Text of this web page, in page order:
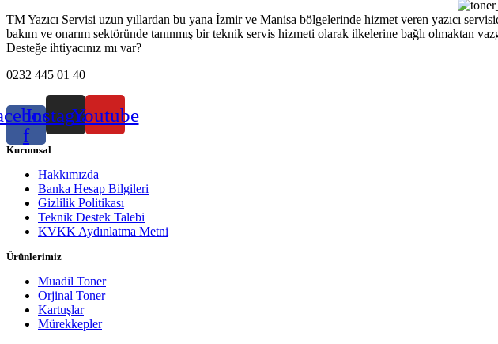
TM Yazıcı Servisi uzun yıllardan bu yana İzmir ve Manisa bölgelerinde hizmet veren yazıcı
bakım ve onarım sektöründe tanınmış bir teknik servis hizmeti olarak ilkelerine bağlı olmaktan
Desteğe ihtiyacınız mı var?
0232 445 01 40
f
InstagramYoutube
Kurumsal
Hakkımızda
Banka Hesap Bilgileri
Gizlilik Politikası
Teknik Destek Talebi
KVKK Aydınlatma Metni
Ürünlerimiz
Muadil Toner
Orjinal Toner
Kartuşlar
Mürekkepler